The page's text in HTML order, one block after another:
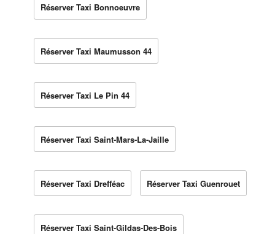
Réserver Taxi Bonnoeuvre
Réserver Taxi Maumusson 44
Réserver Taxi Le Pin 44
Réserver Taxi Saint-Mars-La-Jaille
Réserver Taxi Drefféac Réserver Taxi Guenrouet
Réserver Taxi Saint-Gildas-Des-Bois